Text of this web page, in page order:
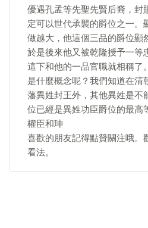
優遇孔孟等先聖先賢后裔，封
定可以世代承襲的爵位之一。
做越大，他這個三品的爵位顯
於是後來他又被乾隆授予一等
這下和他的一品官職就相稱了
是什麼概念呢？我們知道在清
藩異姓封王外，其他異姓是不
位已經是異姓功臣爵位的最高
權臣和珅
喜歡的朋友記得點贊關注哦。
看法。